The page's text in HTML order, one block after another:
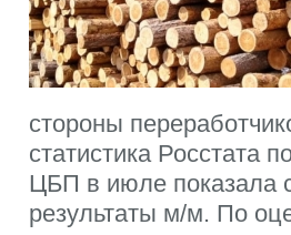
стороны
статистика Росстата
ЦБП в июле показала
результаты м/м. По